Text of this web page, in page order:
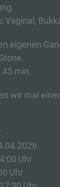
Vaginal,
eigenen
45 min.
wir mal
Uhr
Uhr
diese
bestimmte
ohne
diese
werden und